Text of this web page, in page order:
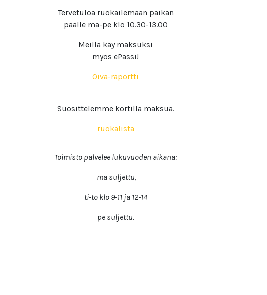
Tervetuloa ruokailemaan paikan
päälle ma-pe klo 10.30-13.00
Meillä käy maksuksi
myös ePassi!
Oiva-raportti
Suosittelemme kortilla maksua.
ruokalista
Toimisto palvelee lukuvuoden aikana:
ma suljettu,
ti-to klo 9-11 ja 12-14
pe suljettu.